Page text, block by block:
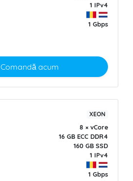
1 IPv4
1 Gbps
Comandă acum
XEON
8 × vCore
16 GB ECC DDR4
160 GB SSD
1 IPv4
1 Gbps